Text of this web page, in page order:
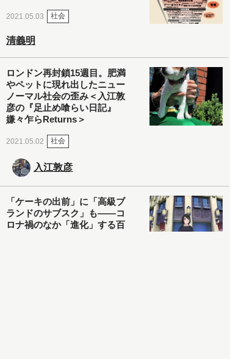
2021.05.03 社会
清義明
ロンドン再封鎖15週目。肥満
やペットに現れ出したニュー
ノーマル社会の歪み＜入江敦
彦の『足止め喰らい日記』
嫌々乍らReturns＞
2021.05.02 社会
入江敦彦
「ケーキの出前」に「高級ブ
ランドのサブスク」も――コ
ロナ禍のなか「進化」する百